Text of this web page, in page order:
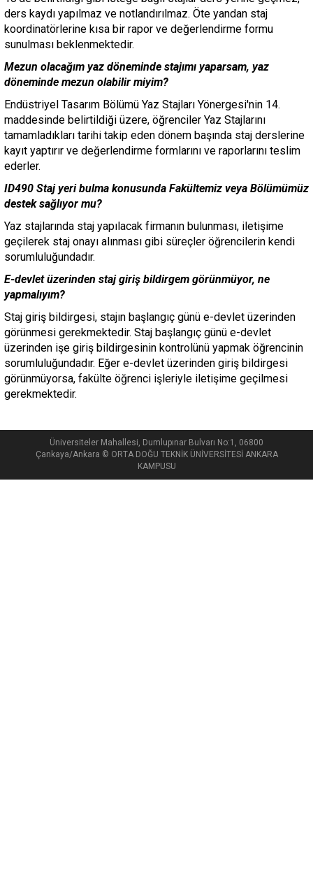
ders kaydı yapılmaz ve notlandırılmaz. Öte yandan staj
koordinatörlerine kısa bir rapor ve değerlendirme formu
sunulması beklenmektedir.
Mezun olacağım yaz döneminde stajımı yaparsam, yaz
döneminde mezun olabilir miyim?
Endüstriyel Tasarım Bölümü Yaz Stajları Yönergesi'nin 14.
maddesinde belirtildiği üzere, öğrenciler Yaz Stajlarını
tamamladıkları tarihi takip eden dönem başında staj derslerine
kayıt yaptırır ve değerlendirme formlarını ve raporlarını teslim
ederler.
ID490 Staj yeri bulma konusunda Fakültemiz veya Bölümümüz
destek sağlıyor mu?
Yaz stajlarında staj yapılacak firmanın bulunması, iletişime
geçilerek staj onayı alınması gibi süreçler öğrencilerin kendi
sorumluluğundadır.
E-devlet üzerinden staj giriş bildirgem görünmüyor, ne
yapmalıyım?
Staj giriş bildirgesi, stajın başlangıç günü e-devlet üzerinden
görünmesi gerekmektedir. Staj başlangıç günü e-devlet
üzerinden işe giriş bildirgesinin kontrolünü yapmak öğrencinin
sorumluluğundadır. Eğer e-devlet üzerinden giriş bildirgesi
görünmüyorsa, fakülte öğrenci işleriyle iletişime geçilmesi
gerekmektedir.
Üniversiteler Mahallesi, Dumlupınar Bulvarı No:1, 06800
Çankaya/Ankara © ORTA DOĞU TEKNİK ÜNİVERSİTESİ ANKARA
KAMPUSU